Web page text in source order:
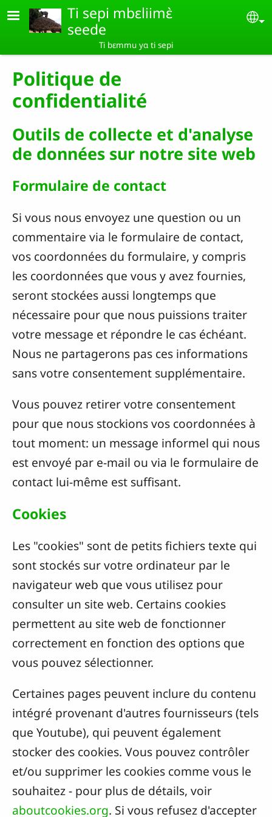
Aller au contenu principal
Ti sepi mbɛliimɛ̀
seede
Ti bɛmmu yɑ ti sepi
Politique de
confidentialité
Outils de collecte et d'analyse
de données sur notre site web
Formulaire de contact
Si vous nous envoyez une question ou un
commentaire via le formulaire de contact,
vos coordonnées du formulaire, y compris
les coordonnées que vous y avez fournies,
seront stockées aussi longtemps que
nécessaire pour que nous puissions traiter
votre message et répondre le cas échéant.
Nous ne partagerons pas ces informations
sans votre consentement supplémentaire.
Vous pouvez retirer votre consentement
pour que nous stockions vos coordonnées à
tout moment: un message informel qui nous
est envoyé par e-mail ou via le formulaire de
contact lui-même est suffisant.
Cookies
Les "cookies" sont de petits fichiers texte qui
sont stockés sur votre ordinateur par le
navigateur web que vous utilisez pour
consulter un site web. Certains cookies
permettent au site web de fonctionner
correctement en fonction des options que
vous pouvez sélectionner.
Certaines pages peuvent inclure du contenu
intégré provenant d'autres fournisseurs (tels
que Youtube), qui peuvent également
stocker des cookies. Vous pouvez contrôler
et/ou supprimer les cookies comme vous le
souhaitez - pour plus de détails, voir
aboutcookies.org. Si vous refusez d'accepter